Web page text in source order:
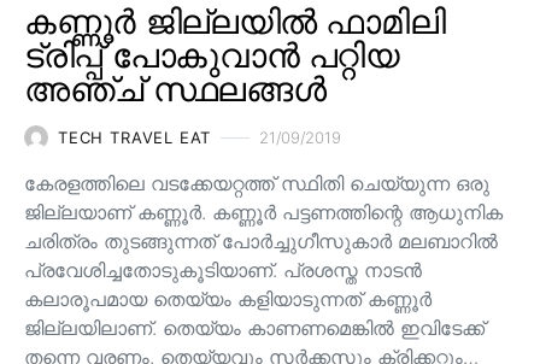
കണ്ണൂർ ജില്ലയിൽ ഫാമിലി
ട്രിപ്പ് പോകുവാൻ പറ്റിയ
അഞ്ച് സ്ഥലങ്ങൾ
TECH TRAVEL EAT 21/09/2019
കേരളത്തിലെ വടക്കേയറ്റത്ത് സ്ഥിതി ചെയ്യുന്ന ഒരു
ജില്ലയാണ് കണ്ണൂർ. കണ്ണൂർ പട്ടണത്തിന്റെ ആധുനിക
ചരിത്രം തുടങ്ങുന്നത് പോർച്ചുഗീസുകാർ മലബാറിൽ
പ്രവേശിച്ചതോടുകൂടിയാണ്. പ്രശസ്ത നാടൻ
കലാരൂപമായ തെയ്യം കളിയാടുന്നത് കണ്ണൂർ
ജില്ലയിലാണ്. തെയ്യം കാണണമെങ്കിൽ ഇവിടേക്ക്
തന്നെ വരണം. തെയ്യവും സര്‍ക്കസും ക്രിക്കറ്റും…